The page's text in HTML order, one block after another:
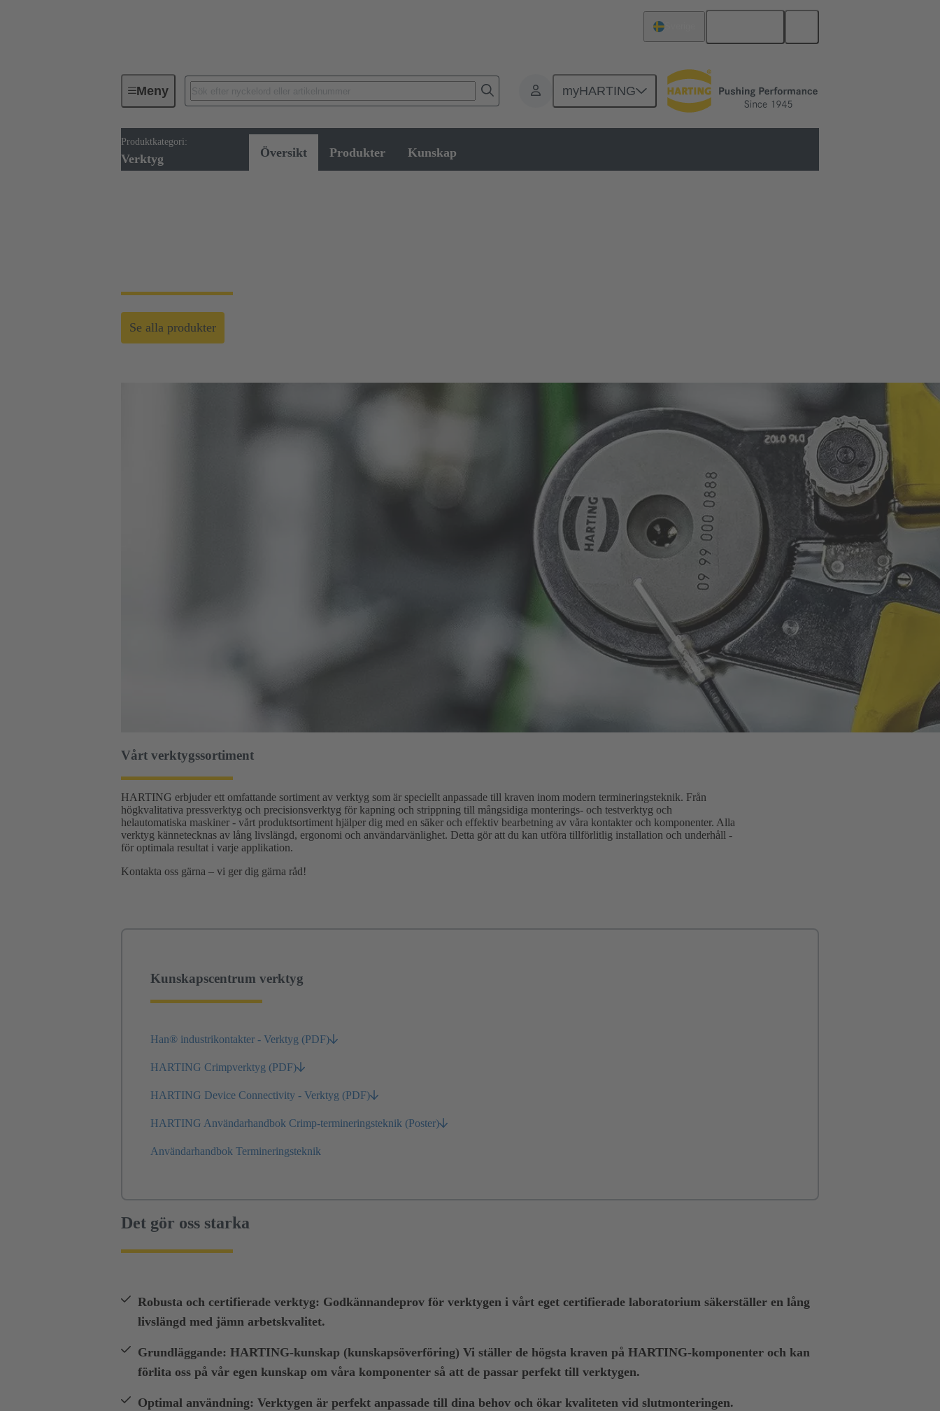
Meny myHARTING
Produktkategori:
Verktyg Översikt Produkter Kunskap
Verktyg
Se alla produkter
Vårt verktygssortiment
HARTING erbjuder ett omfattande sortiment av verktyg som är speciellt anpassade till kraven inom modern termineringsteknik. Från
högkvalitativa pressverktyg och precisionsverktyg för kapning och strippning till mångsidiga monterings- och testverktyg och
helautomatiska maskiner - vårt produktsortiment hjälper dig med en säker och effektiv bearbetning av våra kontakter och komponenter. Alla
verktyg kännetecknas av lång livslängd, ergonomi och användarvänlighet. Detta gör att du kan utföra tillförlitlig installation och underhåll -
för optimala resultat i varje applikation.
Kontakta oss gärna – vi ger dig gärna råd!
Kunskapscentrum verktyg
Han® industrikontakter - Verktyg (PDF)
HARTING Crimpverktyg (PDF)
HARTING Device Connectivity - Verktyg (PDF)
HARTING Användarhandbok Crimp-termineringsteknik (Poster)
Användarhandbok Termineringsteknik
Det gör oss starka
Robusta och certifierade verktyg: Godkännandeprov för verktygen i vårt eget certifierade laboratorium säkerställer en lång
livslängd med jämn arbetskvalitet.
Grundläggande: HARTING-kunskap (kunskapsöverföring) Vi ställer de högsta kraven på HARTING-komponenter och kan
förlita oss på vår egen kunskap om våra komponenter så att de passar perfekt till verktygen.
Optimal användning: Verktygen är perfekt anpassade till dina behov och ökar kvaliteten vid slutmonteringen.